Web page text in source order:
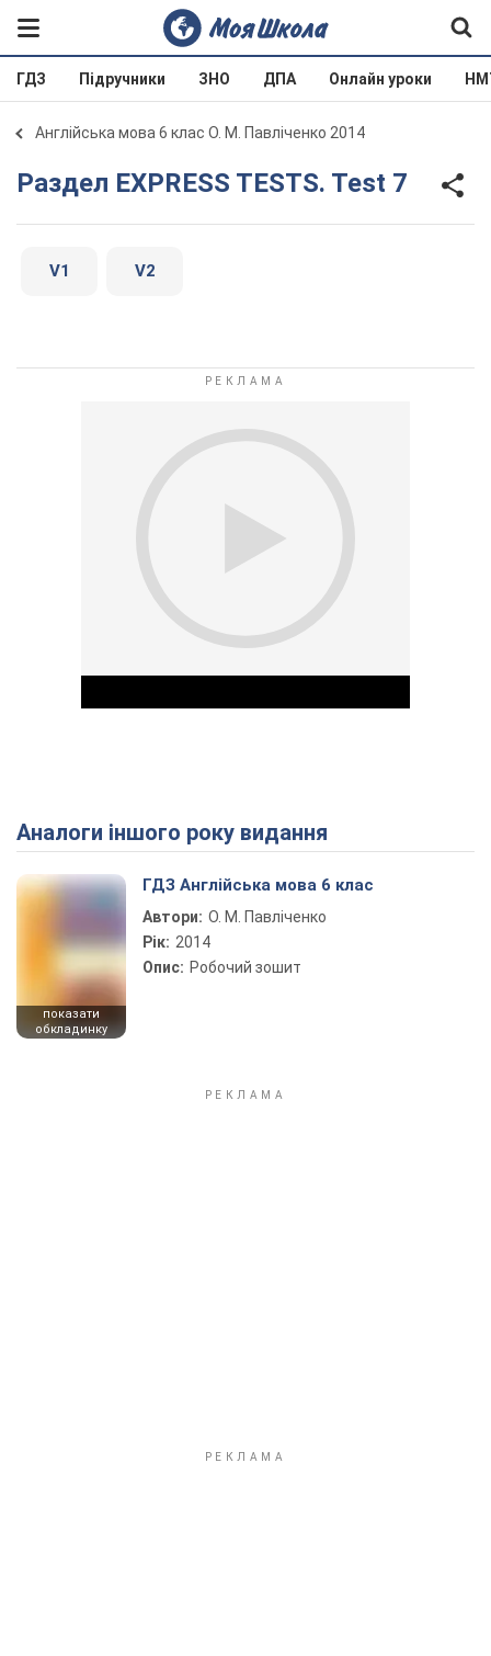
ГДЗ Підручники ЗНО ДПА Онлайн уроки
Англійська мова 6 клас О. М. Павліченко 2014
Раздел EXPRESS TESTS. Test 7
V1 V2
Play Video
Аналоги іншого року видання
показати
обкладинку
ГДЗ Англійська мова 6 клас
Автори: О. М. Павліченко
Рік: 2014
Опис: Робочий зошит